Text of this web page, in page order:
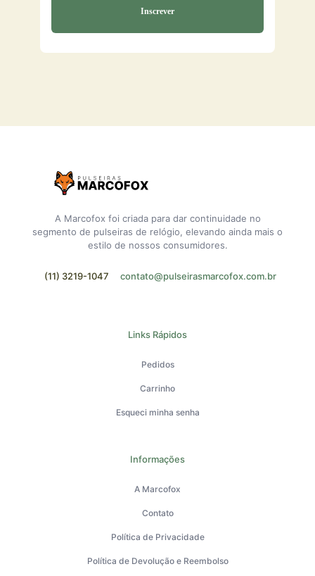
A Marcofox foi criada para dar continuidade no
segmento de pulseiras de relógio, elevando ainda mais o
estilo de nossos consumidores.
(11) 3219-1047 contato@pulseirasmarcofox.com.br
Links Rápidos
Pedidos
Carrinho
Esqueci minha senha
Informações
A Marcofox
Contato
Política de Privacidade
Política de Devolução e Reembolso